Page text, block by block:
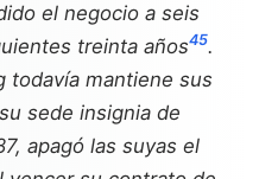
el negocio a seis
treinta años45.
todavía mantiene sus
sede insignia de
apagó las suyas el